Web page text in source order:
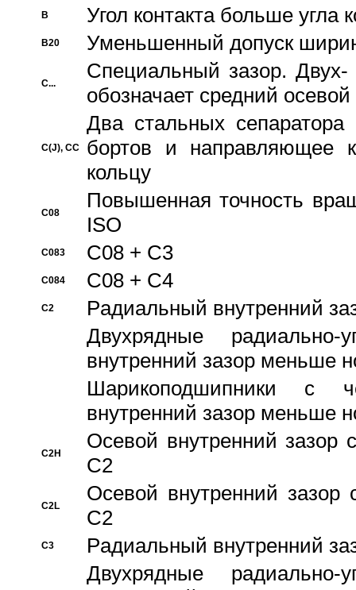
B Угол контакта больше угла
B20 Уменьшенный допуск
C...
Специальный зазор.
обозначает средний
C(J), CC
Два стальных сепаратора
бортов и направляющее
кольцу
C08
Повышенная точность
ISO
C083 C08 + C3
C084 C08 + C4
C2
Pадиальный внутренний
Двухрядные радиально-
внутренний зазор меньше
Шарикоподшипники с
внутренний зазор меньше
C2H
Осевой внутренний зазор
C2
C2L
Осевой внутренний зазор
C2
C3
Pадиальный внутренний
Двухрядные радиально-